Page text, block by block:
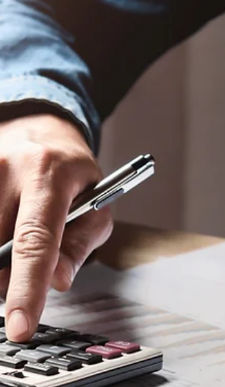
subsidiary can be judicious in terms of
autonomy and tax advant